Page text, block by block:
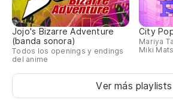
Jojo's Bizarre Adventure
(banda sonora)
Todos los openings y endings
del anime
City
Mariya
Miki
Ver más playlists